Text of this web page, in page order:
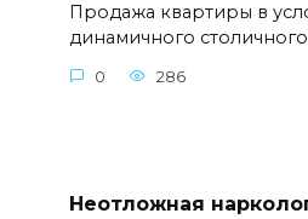
Продажа квартиры в
динамичного столичного
0 286
Неотложная